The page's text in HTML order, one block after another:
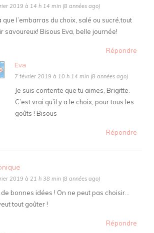
2019 à 14 h 14 min (8 années ago)
que l’embarras du choix, salé ou sucré,tout
savoureux! Bisous Eva, belle journée!
Répondre
Eva
7 février 2019 à 10 h 14 min (8 années ago)
Je suis contente que tu aimes, Brigitte.
C’est vrai qu’il y a le choix, pour tous les
goûts ! Bisous
Répondre
2019 à 21 h 38 min (8 années ago)
de bonnes idées ! On ne peut pas choisir…
tout goûter !
Répondre